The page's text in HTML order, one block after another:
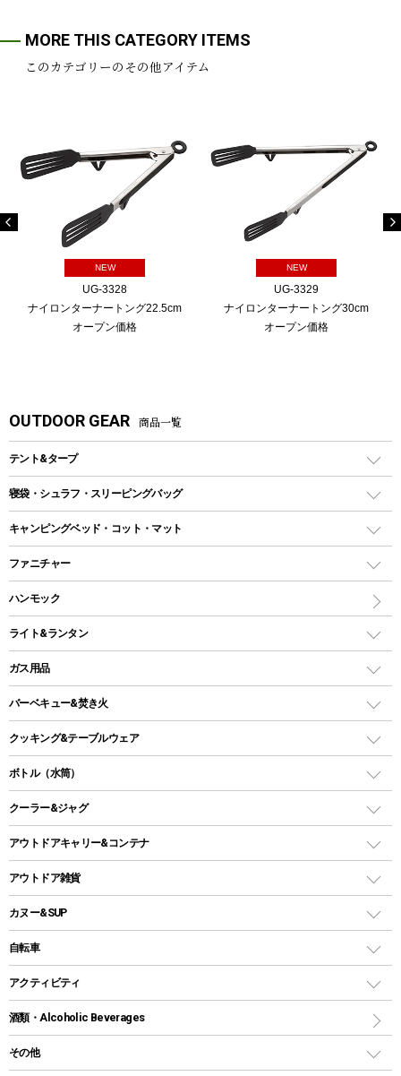
MORE THIS CATEGORY ITEMS
このカテゴリーのその他アイテム
NEW
UG-3328
ナイロンターナートング22.5cm
オープン価格
NEW
UG-3329
ナイロンターナートング30cm
オープン価格
OUTDOOR GEAR 商品一覧
テント&タープ
テント
ツールームテント
ワンポールテント
シェルターテント
ロッジ型・オリジナルテント
タープ
スクエアタープ（レクタタープ）
メッシュタープ
自立式タープ
パラソル
テントアクセサリー
ペグ
グランドシート
ガイドロープ
ツール
寝袋・シュラフ・スリーピングバッグ
レクタングラー型（封筒型）シュラフ
インナーシュラフ
キャンピングベッド・コット・マット
キャンピングベッド・コット
インフレータブルマット
ファニチャー
アウトドアテーブル
レジャーシート
ハンモック
ライト&ランタン
LEDランタン
ガスランタン
オイルランタン
LEDライト
ヘッドライト
キャンドル
ガス用品
ガスバーナー
ガス缶
ガストーチ、ライター
バーベキュー&焚き火
バーベキューコンロ、グリル
焚き火台タイプ（ロースタイル）グリル
卓上タイプグリル
パーティータイプグリル
鉄板、アミ
焚き火台&ストーブ
火起こし
バーベキューツール
クッキング&テーブルウェア
ダッチオーブン
ホットサンドメーカー
クッカーセット
シェラカップ
クッキングツール
ナイフ
カトラリー
ボトル（水筒）
ステンレスボトル
コップ付きタイプ
ワンタッチタイプ
プラスチックボトル
ディズニーボトル
クーラー&ジャグ
クーラーボックス
クーラーバッグ
ウォータージャグ
保冷剤
アウトドアキャリー&コンテナ
アウトドアキャリー
アウトドア雑貨
バックパック&バッグ
リュック、バックパック
トートバッグ、サコッシュ
ショッピングキャリー
その他アウトドア雑貨
カヌー&SUP
インフレータブル
カヤック
パドル
自転車
折りたたみ自転車
スポーツサイクル
シティサイクル
アクティビティ
マリン
ラッシュガード
酒類・Alcoholic Beverages
その他